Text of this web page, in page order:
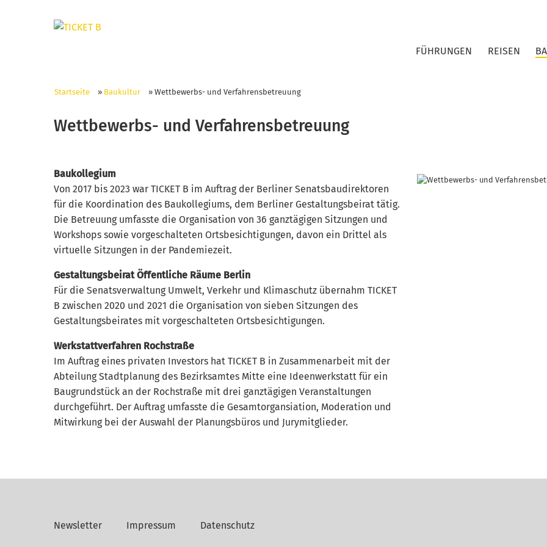
FÜHRUNGEN REISEN
Startseite » Baukultur » Wettbewerbs- und Verfahrensbetreuung
Wettbewerbs- und Verfahrensbetreuung
Baukollegium
Von 2017 bis 2023 war TICKET B im Auftrag der Berliner Senatsbaudirektoren
für die Koordination des Baukollegiums, dem Berliner Gestaltungsbeirat tätig.
Die Betreuung umfasste die Organisation von 36 ganztägigen Sitzungen und
Workshops sowie vorgeschalteten Ortsbesichtigungen, davon ein Drittel als
virtuelle Sitzungen in der Pandemiezeit.
Gestaltungsbeirat Öffentliche Räume Berlin
Für die Senatsverwaltung Umwelt, Verkehr und Klimaschutz übernahm TICKET
B zwischen 2020 und 2021 die Organisation von sieben Sitzungen des
Gestaltungsbeirates mit vorgeschalteten Ortsbesichtigungen.
Werkstattverfahren Rochstraße
Im Auftrag eines privaten Investors hat TICKET B in Zusammenarbeit mit der
Abteilung Stadtplanung des Bezirksamtes Mitte eine Ideenwerkstatt für ein
Baugrundstück an der Rochstraße mit drei ganztägigen Veranstaltungen
durchgeführt. Der Auftrag umfasste die Gesamtorgansiation, Moderation und
Mitwirkung bei der Auswahl der Planungsbüros und Jurymitglieder.
Newsletter Impressum Datenschutz